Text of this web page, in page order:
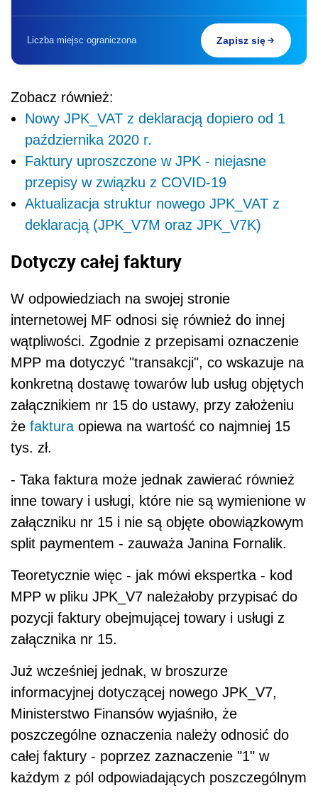
Liczba miejsc ograniczona Zapisz się
Zobacz również:
Nowy JPK_VAT z deklaracją dopiero od 1
października 2020 r.
Faktury uproszczone w JPK - niejasne
przepisy w związku z COVID-19
Aktualizacja struktur nowego JPK_VAT z
deklaracją (JPK_V7M oraz JPK_V7K)
Dotyczy całej faktury
W odpowiedziach na swojej stronie
internetowej MF odnosi się również do innej
wątpliwości. Zgodnie z przepisami oznaczenie
MPP ma dotyczyć "transakcji", co wskazuje na
konkretną dostawę towarów lub usług objętych
załącznikiem nr 15 do ustawy, przy założeniu
że faktura opiewa na wartość co najmniej 15
tys. zł.
- Taka faktura może jednak zawierać również
inne towary i usługi, które nie są wymienione w
załączniku nr 15 i nie są objęte obowiązkowym
split paymentem - zauważa Janina Fornalik.
Teoretycznie więc - jak mówi ekspertka - kod
MPP w pliku JPK_V7 należałoby przypisać do
pozycji faktury obejmującej towary i usługi z
załącznika nr 15.
Już wcześniej jednak, w broszurze
informacyjnej dotyczącej nowego JPK_V7,
Ministerstwo Finansów wyjaśniło, że
poszczególne oznaczenia należy odnosić do
całej faktury - poprzez zaznaczenie "1" w
każdym z pól odpowiadających poszczególnym